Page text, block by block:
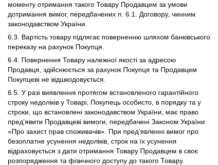
моменту отримання такого Товару Продавцем за умови
дотримання вимог, передбачених п. 6.1. Договору, чинним
законодавством України.
6.3. Вартість товару підлягає поверненню шляхом банківського
переказу на рахунок Покупця.
6.4. Повернення Товару належної якості за адресою
Продавця, здійснюється за рахунок Покупця та Продавцем
Покупцеві не відшкодовується.
6.5. У разі виявлення протягом встановленого гарантійного
строку недоліків у Товарі, Покупець особисто, в порядку та у
строки, що встановлені законодавством України, має право
пред'явити Продавцеві вимоги, передбачені Законом України
«Про захист прав споживачів». При пред’явленні вимог про
безоплатне усунення недоліків, строк на їх усунення
відраховується з дати отримання Товару Продавцем в своє
розпорядження та фізичного доступу до такого Товару.